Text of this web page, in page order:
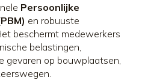
Persoonlijke
en robuuste
beschermt medewerkers
belastingen,
gevaren op bouwplaatsen,